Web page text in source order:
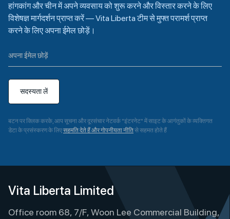
हांगकांग और चीन में अपने व्यवसाय को शुरू करने और विस्तार करने के लिए
विशेषज्ञ मार्गदर्शन प्राप्त करें — Vita Liberta टीम से मुफ्त परामर्श प्राप्त
करने के लिए अपना ईमेल छोड़ें।
सदस्यता लें
बटन पर क्लिक करके, आप सूचना और दूरसंचार नेटवर्क "इंटरनेट" में साइट के आगंतुकों के व्यक्तिगत
डेटा के प्रसंस्करण के लिएसहमति देते हैं और गोपनीयता नीतिसे सहमत होते हैं
e
n
Vita Liberta Limited
Office room 68, 7/F, Woon Lee Commercial Building,